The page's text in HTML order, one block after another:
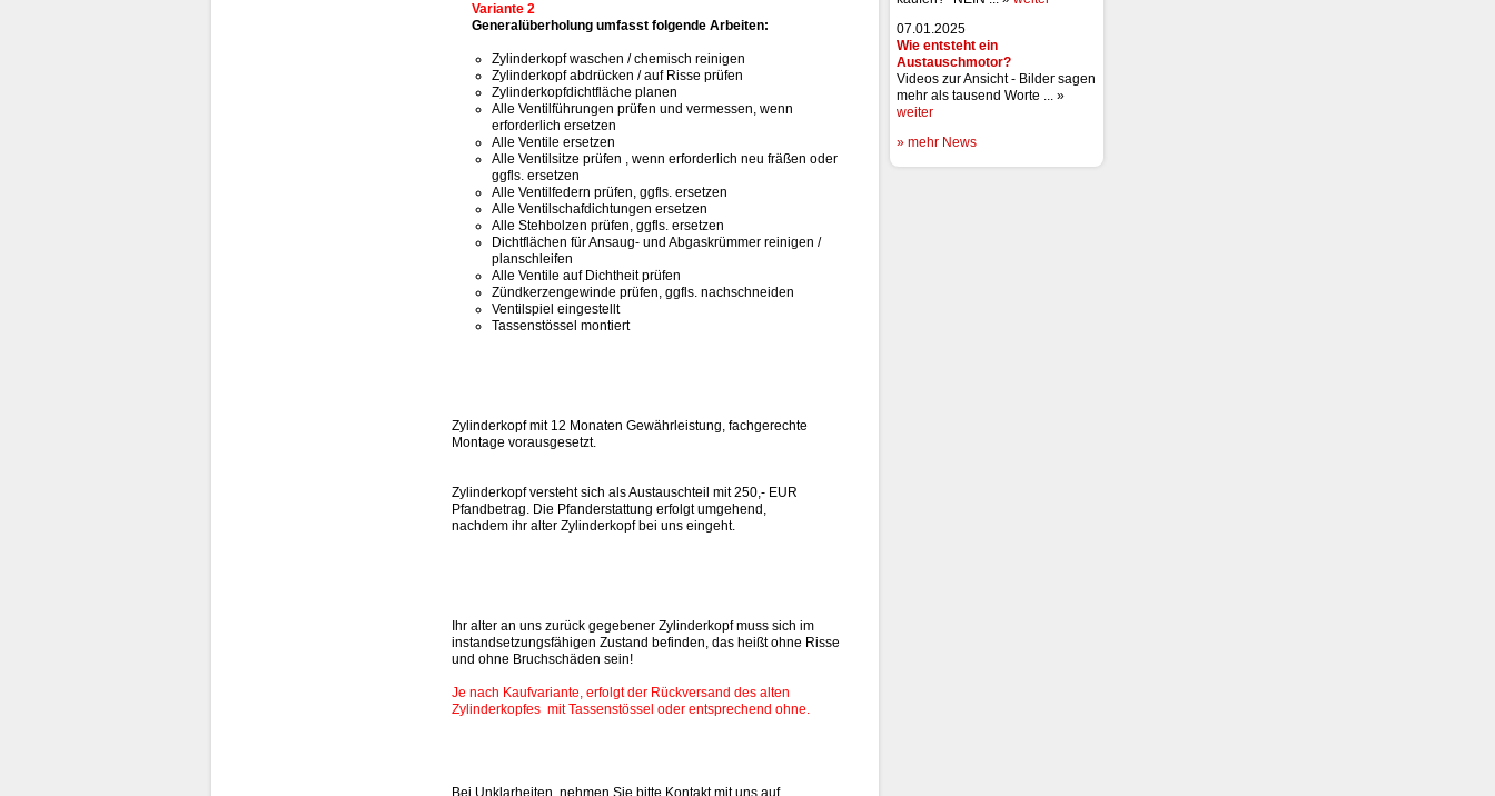
Variante 2
Generalüberholung umfasst folgende Arbeiten:
Zylinderkopf waschen / chemisch reinigen
Zylinderkopf abdrücken / auf Risse prüfen
Zylinderkopfdichtfläche planen
Alle Ventilführungen prüfen und vermessen, wenn
erforderlich ersetzen
Alle Ventile ersetzen
Alle Ventilsitze prüfen , wenn erforderlich neu fräßen oder
ggfls. ersetzen
Alle Ventilfedern prüfen, ggfls. ersetzen
Alle Ventilschafdichtungen ersetzen
Alle Stehbolzen prüfen, ggfls. ersetzen
Dichtflächen für Ansaug- und Abgaskrümmer reinigen /
planschleifen
Alle Ventile auf Dichtheit prüfen
Zündkerzengewinde prüfen, ggfls. nachschneiden
Ventilspiel eingestellt
Tassenstössel montiert
Zylinderkopf mit 12 Monaten Gewährleistung, fachgerechte
Montage vorausgesetzt.
Zylinderkopf versteht sich als Austauschteil mit 250,- EUR
Pfandbetrag. Die Pfanderstattung erfolgt umgehend,
nachdem ihr alter Zylinderkopf bei uns eingeht.
Ihr alter an uns zurück gegebener Zylinderkopf muss sich im
instandsetzungsfähigen Zustand befinden, das heißt ohne Risse
und ohne Bruchschäden sein!
Je nach Kaufvariante, erfolgt der Rückversand des alten
Zylinderkopfes mit Tassenstössel oder entsprechend ohne.
Bei Unklarheiten, nehmen Sie bitte Kontakt mit uns auf.
07.01.2025
Wie entsteht ein
Austauschmotor?
Videos zur Ansicht - Bilder sagen
mehr als tausend Worte ... »
weiter
» mehr News